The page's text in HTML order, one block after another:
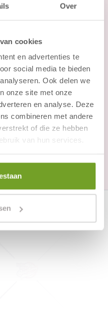
Over
cookies
en advertenties te
social media te bieden
Ook delen we
onze site met onze
en analyse. Deze
combineren met andere
of die ze hebben
van hun services.
Sie weiter auf der
Sie am Kreisverkehr
Helder. Sie befinden
von Alkmaar).
(in der Nähe von
Richtung Egmond.
Egmond aan Zee.
der Einfahrt nach
Sie dann der
Sie sehen das Hotel